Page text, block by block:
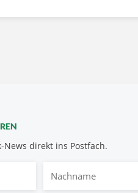
News direkt ins Postfach.